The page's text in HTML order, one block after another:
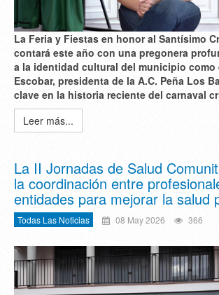
La Feria y Fiestas en honor al Santísimo
contará este año con una pregonera
a la identidad cultural del municipio como
Escobar, presidenta de la A.C. Peña Los
clave en la historia reciente del carnaval
Leer más...
La II Jornadas de Salud
la coordinación entre
entidades para mejorar la salud
Todas Las Noticias 08 May 2026 366